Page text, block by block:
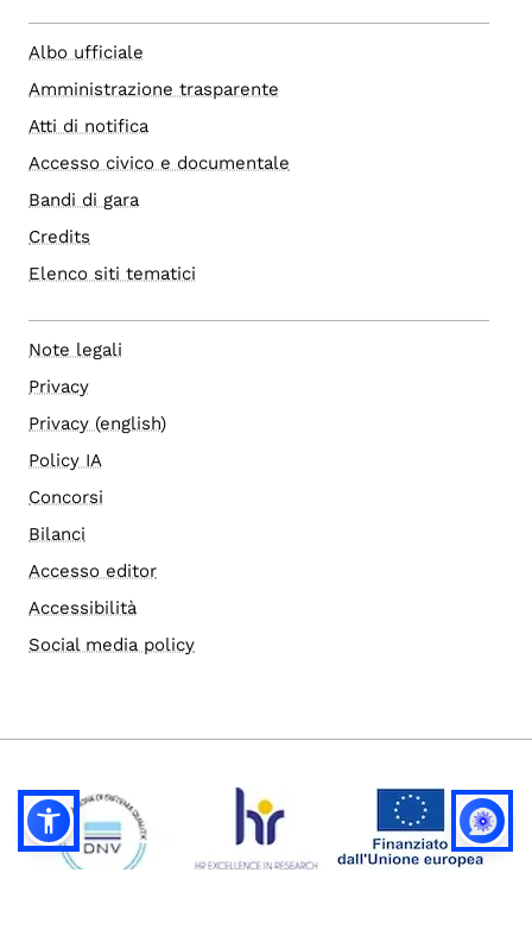
Albo ufficiale
Amministrazione trasparente
Atti di notifica
Accesso civico e documentale
Bandi di gara
Credits
Elenco siti tematici
Note legali
Privacy
Privacy (english)
Policy IA
Concorsi
Bilanci
Accesso editor
Accessibilità
Social media policy